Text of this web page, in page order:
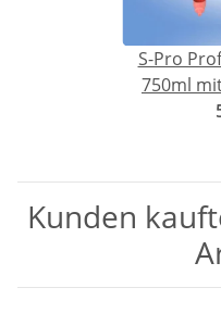
S-Pro
750ml
Kunden